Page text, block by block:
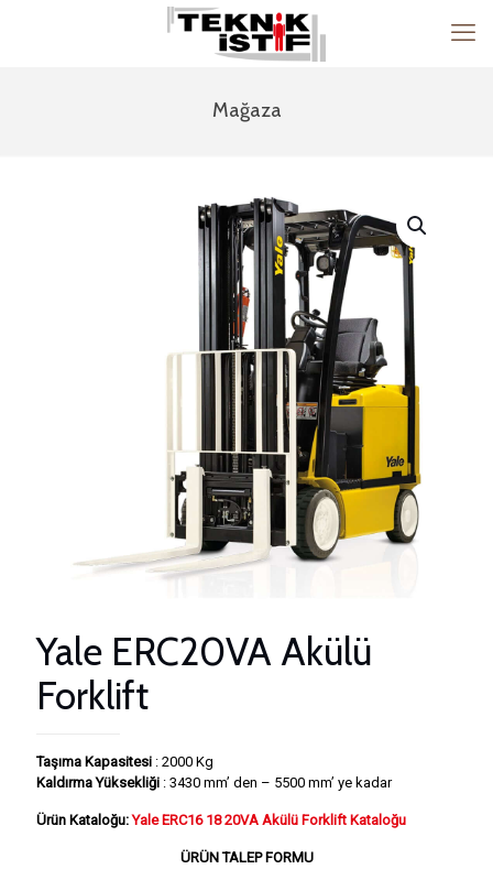
Mağaza
Yale ERC20VA Akülü
Forklift
Taşıma Kapasitesi : 2000 Kg
Kaldırma Yüksekliği : 3430 mm’ den – 5500 mm’ ye kadar
Ürün Kataloğu:Yale ERC16 18 20VA Akülü Forklift Kataloğu
ÜRÜN TALEP FORMU